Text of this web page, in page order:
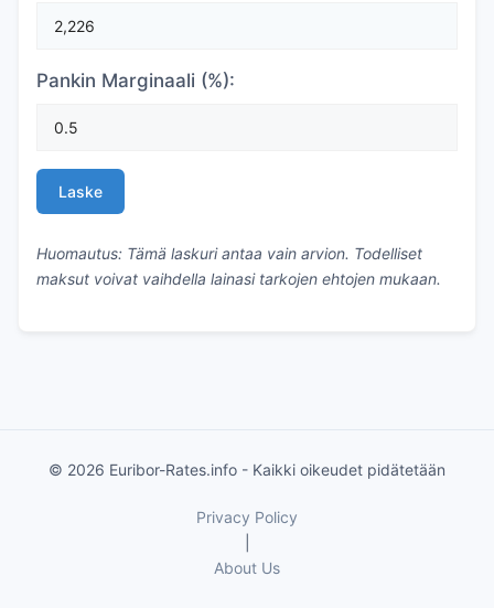
Pankin Marginaali (%):
Laske
Huomautus: Tämä laskuri antaa vain arvion. Todelliset
maksut voivat vaihdella lainasi tarkojen ehtojen mukaan.
© 2026 Euribor-Rates.info - Kaikki oikeudet pidätetään
Privacy Policy
About Us